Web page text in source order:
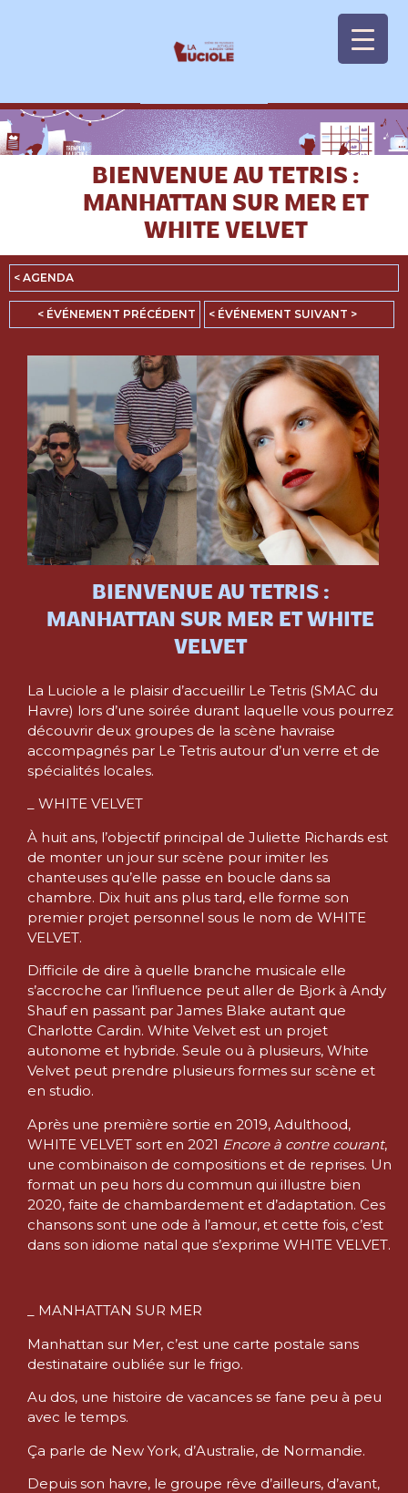
BIENVENUE AU TETRIS :
MANHATTAN SUR MER ET
WHITE VELVET
< AGENDA
< ÉVÉNEMENT PRÉCÉDENT < ÉVÉNEMENT SUIVANT >
BIENVENUE AU TETRIS :
MANHATTAN SUR MER ET WHITE
VELVET
La Luciole a le plaisir d’accueillir Le Tetris (SMAC du
Havre) lors d’une soirée durant laquelle vous pourrez
découvrir deux groupes de la scène havraise
accompagnés par Le Tetris autour d’un verre et de
spécialités locales.
_ WHITE VELVET
À huit ans, l’objectif principal de Juliette Richards est
de monter un jour sur scène pour imiter les
chanteuses qu’elle passe en boucle dans sa
chambre. Dix huit ans plus tard, elle forme son
premier projet personnel sous le nom de WHITE
VELVET.
Difficile de dire à quelle branche musicale elle
s’accroche car l’influence peut aller de Bjork à Andy
Shauf en passant par James Blake autant que
Charlotte Cardin. White Velvet est un projet
autonome et hybride. Seule ou à plusieurs, White
Velvet peut prendre plusieurs formes sur scène et
en studio.
Après une première sortie en 2019, Adulthood,
WHITE VELVET sort en 2021 Encore à contre courant,
une combinaison de compositions et de reprises. Un
format un peu hors du commun qui illustre bien
2020, faite de chambardement et d’adaptation. Ces
chansons sont une ode à l’amour, et cette fois, c’est
dans son idiome natal que s’exprime WHITE VELVET.
_ MANHATTAN SUR MER
Manhattan sur Mer, c’est une carte postale sans
destinataire oubliée sur le frigo.
Au dos, une histoire de vacances se fane peu à peu
avec le temps.
Ça parle de New York, d’Australie, de Normandie.
Depuis son havre, le groupe rêve d’ailleurs, d’avant,